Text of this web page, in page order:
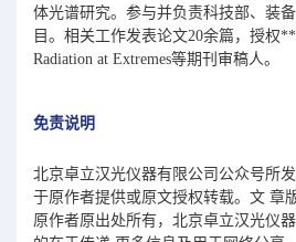
体光谱研究。参与并负责科技部、装
目。相关工作发表论文20余篇，授权
Radiation at Extremes等期刊审稿人。
免责说明
北京卓立汉光仪器有限公司公众号所
于原作者提供或原文授权转载。文 章
原作者原出处所有，北京卓立汉光仪